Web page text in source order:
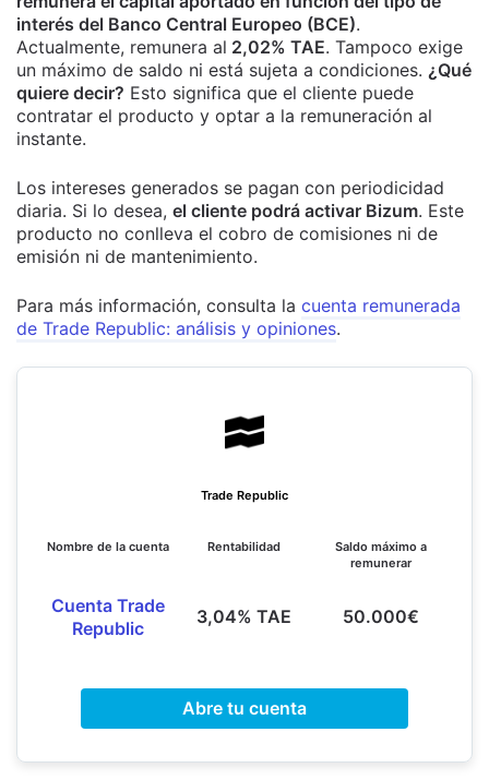
interés del Banco Central Europeo (BCE).
Actualmente, remunera al 2,02% TAE. Tampoco exige
un máximo de saldo ni está sujeta a condiciones. ¿Qué
quiere decir? Esto significa que el cliente puede
contratar el producto y optar a la remuneración al
instante.
Los intereses generados se pagan con periodicidad
diaria. Si lo desea, el cliente podrá activar Bizum. Este
producto no conlleva el cobro de comisiones ni de
emisión ni de mantenimiento.
Para más información, consulta la cuenta remunerada
de Trade Republic: análisis y opiniones.
Trade Republic
Nombre de la cuenta
Cuenta Trade
Republic
Rentabilidad
3,04% TAE
Saldo máximo a
remunerar
50.000€
Abre tu cuenta